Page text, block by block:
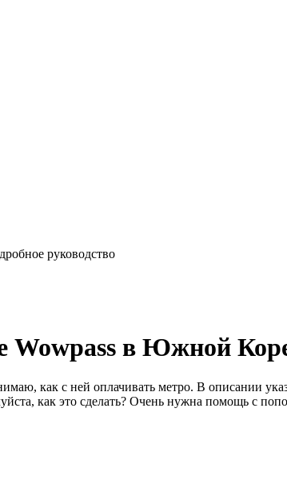
руководство
в Южной
как с ней оплачивать метро. В описании
как это сделать? Очень нужна помощь с